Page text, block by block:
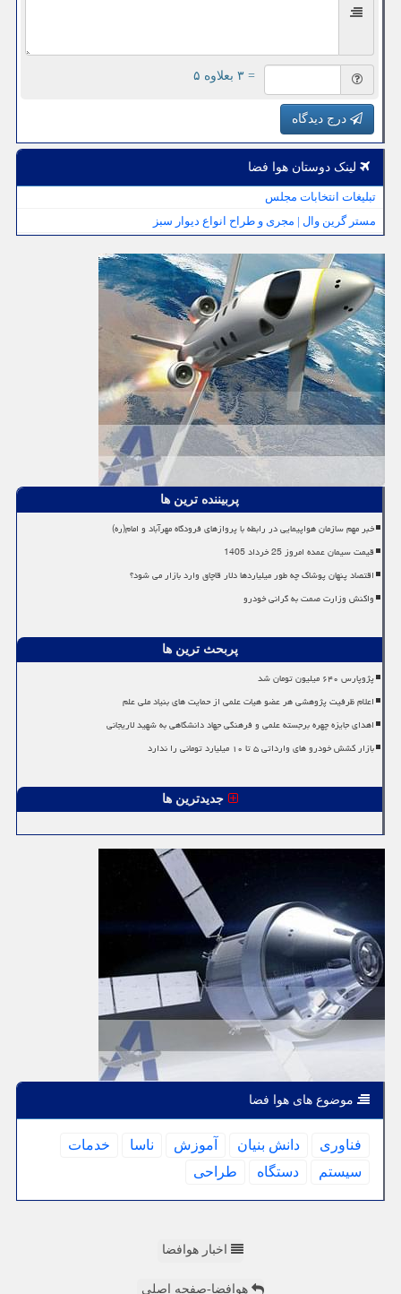
= ۳ بعلاوه ۵
درج دیدگاه
لینک دوستان هوا فضا
تبلیغات انتخابات مجلس
مستر گرین وال | مجری و طراح انواع دیوار سبز
پربیننده ترین ها
خبر مهم سازمان هواپیمایی در رابطه با پروازهای فرودگاه مهرآباد و امام(ره)
قیمت سیمان عمده امروز 25 خرداد 1405
اقتصاد پنهان پوشاک چه طور میلیاردها دلار قاچاق وارد بازار می شود؟
واکنش وزارت صمت به گرانی خودرو
پربحث ترین ها
پژوپارس ۶۴۰ میلیون تومان شد
اعلام ظرفیت پژوهشی هر عضو هیات علمی از حمایت های بنیاد ملی علم
اهدای جایزه چهره برجسته علمی و فرهنگی جهاد دانشگاهی به شهید لاریجانی
بازار کشش خودرو های وارداتی ۵ تا ۱۰ میلیارد تومانی را ندارد
جدیدترین ها
موضوع های هوا فضا
فناوری دانش بنیان آموزش ناسا
خدمات
سیستم
دستگاه طراحی
اخبار هوافضا
هوافضا-صفحه اصلی